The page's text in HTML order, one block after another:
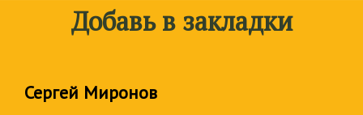
Добавь в закладки
Сергей Миронов